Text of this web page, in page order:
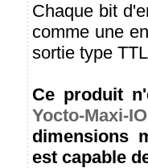
Chaque bit
comme une
sortie type
Ce produit
Yocto-Maxi-
dimensions
est capable